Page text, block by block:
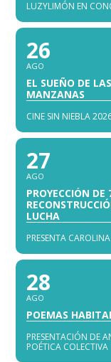
LUZYLIMÓN EN
26
AGO
EL SUEÑO DE LAS
MANZANAS
CINE SIN NIEBLA
27
AGO
PROYECCIÓN DE
LUCHA
PRESENTA
28
AGO
POEMAS
PRESENTACIÓN DE
POÉTICA COLECTIVA